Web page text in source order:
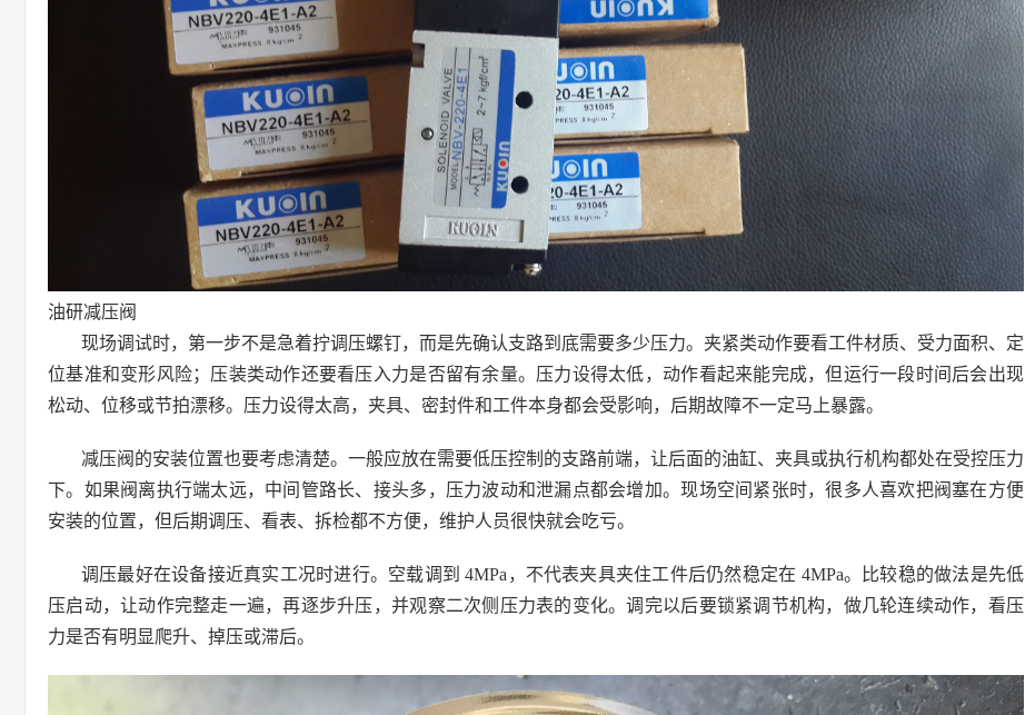
油研减压阀
现场调试时，第一步不是急着拧调压螺钉，而是先确认支路到底需要多少压力。夹紧类动作要看工件材质、受力面积、定
位基准和变形风险；压装类动作还要看压入力是否留有余量。压力设得太低，动作看起来能完成，但运行一段时间后会出现
松动、位移或节拍漂移。压力设得太高，夹具、密封件和工件本身都会受影响，后期故障不一定马上暴露。
减压阀的安装位置也要考虑清楚。一般应放在需要低压控制的支路前端，让后面的油缸、夹具或执行机构都处在受控压力
下。如果阀离执行端太远，中间管路长、接头多，压力波动和泄漏点都会增加。现场空间紧张时，很多人喜欢把阀塞在方便
安装的位置，但后期调压、看表、拆检都不方便，维护人员很快就会吃亏。
调压最好在设备接近真实工况时进行。空载调到 4MPa，不代表夹具夹住工件后仍然稳定在 4MPa。比较稳的做法是先低
压启动，让动作完整走一遍，再逐步升压，并观察二次侧压力表的变化。调完以后要锁紧调节机构，做几轮连续动作，看压
力是否有明显爬升、掉压或滞后。